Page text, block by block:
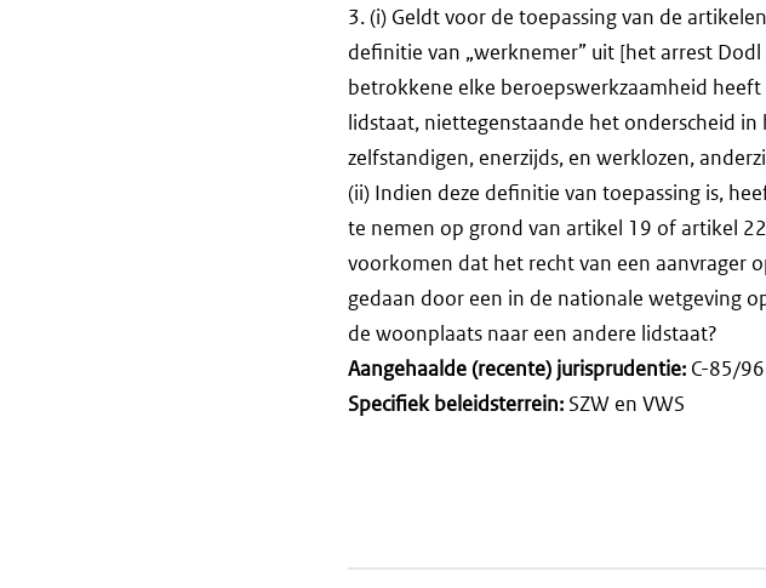
3. (i) Geldt voor de toepassing van de
definitie van „werknemer” uit [het arrest
betrokkene elke beroepswerkzaamheid
lidstaat, niettegenstaande het onderscheid
zelfstandigen, enerzijds, en werklozen,
(ii) Indien deze definitie van toepassing is,
te nemen op grond van artikel 19 of artikel
voorkomen dat het recht van een aanvrager
gedaan door een in de nationale wetgeving
de woonplaats naar een andere lidstaat?
Aangehaalde (recente) jurisprudentie: C-85/
Specifiek beleidsterrein: SZW en VWS